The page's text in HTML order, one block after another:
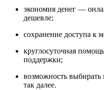
экономия денег —
дешевле;
сохранение доступа к
круглосуточная
поддержки;
возможность
так далее.